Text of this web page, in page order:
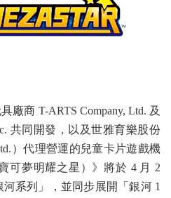
廠商 T-ARTS Company, Ltd. 及
共同開發，以及世雅育樂股份
）代理營運的兒童卡片遊戲機
寶可夢明耀之星）》將於 4 月 2
系列」，並同步展開「銀河 1